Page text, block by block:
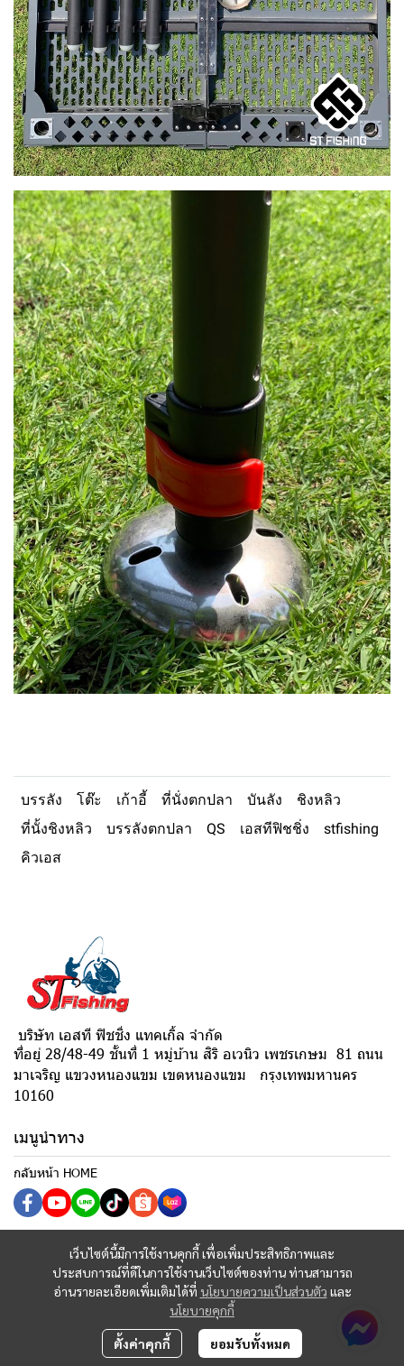
บรรลัง โต๊ะ เก้าอี้ ที่นั่งตกปลา บันลัง
ชิงหลิว
ที่นั้งชิงหลิว
บรรลังตกปลา QS เอสทีฟิชชิ่ง
stfishing
คิวเอส
เว็บไซต์นี้มีการใช้งานคุกกี้ เพื่อเพิ่มประสิทธิภาพและ
ประสบการณ์ที่ดีในการใช้งานเว็บไซต์ของท่าน ท่านสามารถ
อ่านรายละเอียดเพิ่มเติมได้ที่ นโยบายความเป็นส่วนตัว และ
นโยบายคุกกี้
ตั้งค่าคุกกี้ ยอมรับทั้งหมด
บริษัท เอสที ฟิชชิ่ง แทคเกิ้ล จำกัด
ที่อยู่ 28/48-49 ชั้นที่ 1 หมู่บ้าน สิริ อเวนิว เพชรเกษม 81 ถนน
มาเจริญ แขวงหนองแขม เขตหนองแขม กรุงเทพมหานคร
10160
เมนูนำทาง
กลับหน้า HOME